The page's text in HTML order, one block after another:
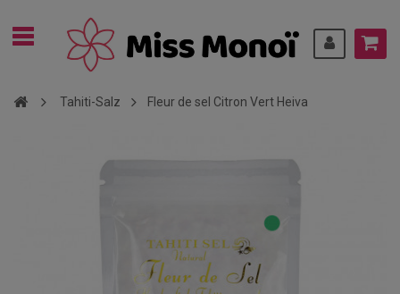
Tahiti-Salz Fleur de sel Citron Vert Heiva